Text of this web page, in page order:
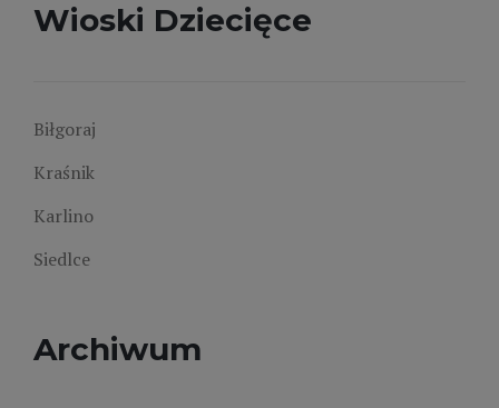
Wioski Dziecięce
Biłgoraj
Kraśnik
Karlino
Siedlce
Archiwum